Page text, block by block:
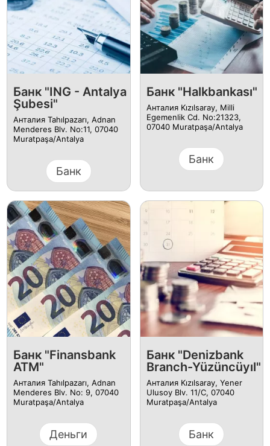
Банк "ING - Antalya
Şubesi"
Анталия Tahılpazarı, Adnan
Menderes Blv. No:11, 07040
Muratpaşa/Antalya
Банк
Банк "Halkbankası"
Анталия Kızılsaray, Milli
Egemenlik Cd. No:21323,
07040 Muratpaşa/Antalya
Банк
Банк "Finansbank
ATM"
Анталия Tahılpazarı, Adnan
Menderes Blv. No: 9, 07040
Muratpaşa/Antalya
Деньги
Банк "Denizbank
Branch-Yüzüncüyıl"
Анталия Kızılsaray, Yener
Ulusoy Blv. 11/C, 07040
Muratpaşa/Antalya
Банк